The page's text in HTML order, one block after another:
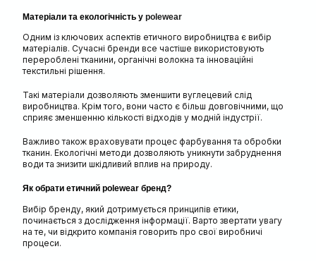
Матеріали та екологічність у polewear
Одним із ключових аспектів етичного виробництва є вибір
матеріалів. Сучасні бренди все частіше використовують
перероблені тканини, органічні волокна та інноваційні
текстильні рішення.
Такі матеріали дозволяють зменшити вуглецевий слід
виробництва. Крім того, вони часто є більш довговічними, що
сприяє зменшенню кількості відходів у модній індустрії.
Важливо також враховувати процес фарбування та обробки
тканин. Екологічні методи дозволяють уникнути забруднення
води та знизити шкідливий вплив на природу.
Як обрати етичний polewear бренд?
Вибір бренду, який дотримується принципів етики,
починається з дослідження інформації. Варто звертати увагу
на те, чи відкрито компанія говорить про свої виробничі
процеси.